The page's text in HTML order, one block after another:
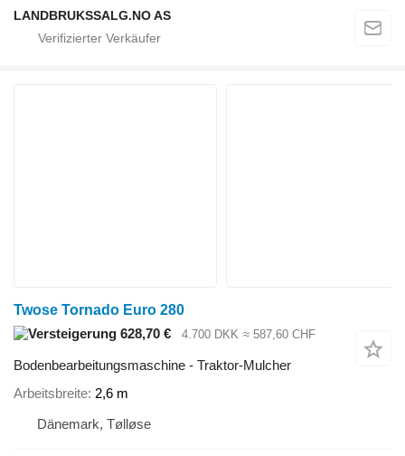
LANDBRUKSSALG.NO AS
Twose Tornado Euro 280
628,70 €
4.700 DKK ≈ 587,60 CHF
Bodenbearbeitungsmaschine - Traktor-Mulcher
Arbeitsbreite 2,6 m
Dänemark, Tølløse